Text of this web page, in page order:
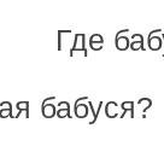
Где